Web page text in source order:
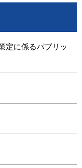
定に係るパブリッ